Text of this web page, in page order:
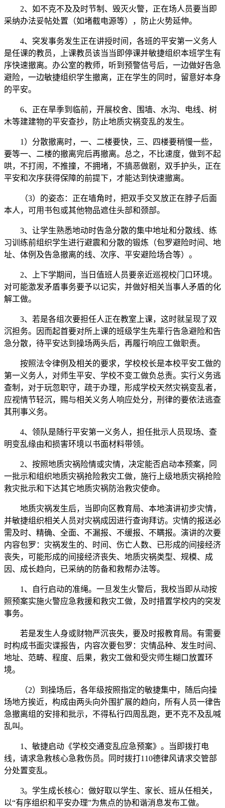
2、如不克不及及时节制、毁灭火警，正在场人员要当即
采纳办法妥帖处置（如堵截电源等），防止火势延伸。
4、突发事务发生正在讲授时间，各班的平安第一义务人
是任课的教员，上课教员该当当即停课并敏捷组织本班学生有
序快速撤离。办公室的教师，听到预警信号后，一边做好告急
避险，一边敏捷组织学生撤离，正在学生的同时，留意好本身
的平安。
6、正在旱季到临前，开展校舍、围墙、水沟、电线、树
木等建建物的平安查抄，防止地质灾祸变乱的发生。
1）分散撤离时，一、二楼要快，三、四楼要稍慢一些，
要等一、二楼的撤离完后再撤离。总之，不比速度，做到不起
哄，不打闹，不推撞，不拥堵，不搞恶做剧，双手护头，正在
平安和次序获得保障的前提下，才能达到快速撤离。
（3）的姿态：正在墙角时，把双手交叉放正在脖子后面
本人，可用书包或其他物品遮住头部和颈部。
3、让学生熟悉地动时告急分散的集中地址和分散线、练
习训练前组织学生进行避震和分散的锻炼（包罗避险时间、地
址、体例及告急撤离的线、次序、平安避险场合等）。
2、上下学期间，当日值班人员要亲近巡视校门口环境。
对可能激发矛盾事务要予以记实，并做好相关当事人矛盾的化
解工做。
3、若是各组次要担任人正在教室上课，这时就呈现了双
沉担务。因而起首要对所上课的班级学生先辈行告急避险和告
急分散，待平安达到操场两头后，再履行响应工做职责。
按照法令律例及相关的要求，学校校长是本校平安工做的
第一义务人，对师生平安、学校不变工做负总责。实行义务逃
查制，对于玩忽职守，疏于办理，形成学校天然灾祸变乱者，
应视情节轻沉，赐与相关义务人响应处分，刑律的要依法逃查
其刑事义务。
4、领队是随行平安第一义务人，担任批示人员现场、查
明变乱缘由和损害环境以书面材料带领。
2、按照地质灾祸险情或灾情，决定能否启动本预案，同
一批示和组织地质灾祸抢险救灾工做，施行上级地质灾祸抢险
救灾批示和下达其它地质灾祸防治救灾使命。
地质灾祸发生后，当即向区教育局、本地演讲初步灾情，
并敏捷组织相关人员对灾祸成因进行查询拜访。灾情的报送必
需及时、精确、全面、不漏报、不缓报、不瞒报。演讲的次要
内容包罗：灾祸发生的、时间、伤亡人数、已形成的间接经济
丧失，可能形成的间接经济丧失、地质灾祸类型、规模、成
因、成长趋向，已采纳的防备和救帮办法等。
1、自行启动的准绳。一旦发生火警后，我校当即从动按
照预案实施火警应急救援和救灾工做，及时措置学校内的突发
事务。
若是发生人身或财物严沉丧失，要及时报教育局。有需要
时构成书面灾谍报告，内容次要包罗：灾情品种、发生时间、
地址、范畴、程度、后果，救灾工做和受灾师生糊口放置环
境。
（2）到操场后，各年级按照指定的敏捷集中，随后向操
场地方挨近，构成由两头向外围扩展的趋向，所有人员一律告
急撤离组的安排和批示，不得私行四周乱跑，更不克不及乱喊
乱叫。
1、敏捷启动《学校交通变乱应急预案》。当即拨打电
线，请求急救核心急救伤员。同时拨打110德律风请求交管部
分处置变乱。
3。学生成长核心：做好取以学生、家长、班从任相关，
以“有序组织和平安办理”为焦点的协和谐消息发布工做。